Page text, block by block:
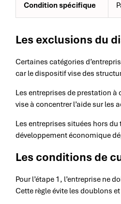
Condition spécifique
Les exclusions du
Certaines catégories
car le dispositif vise des
Les entreprises de prestation
vise à concentrer l’aide sur
Les entreprises situées hors
développement économique
Les conditions de
Pour l’étape 1, l’entreprise ne
Cette règle évite les doublons